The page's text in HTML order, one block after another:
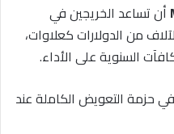
أن تساعد الخريجين في
من الدولارات كعلاوات،
السنوية على الأداء.
في حزمة التعويض الكاملة عند